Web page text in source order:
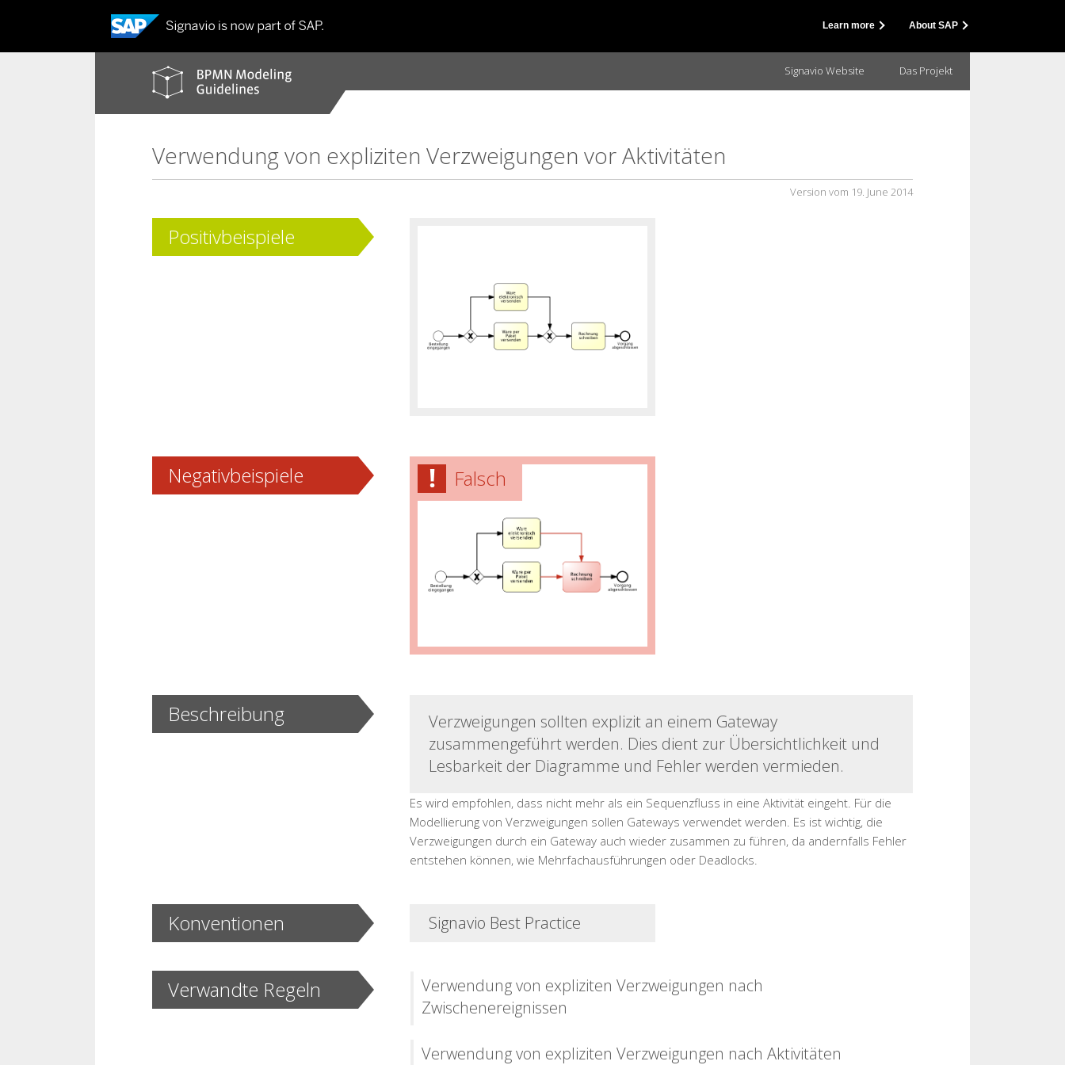
guidelines
Signavio Website Das Projekt
Verwendung von expliziten Verzweigungen vor Aktivitäten
Version vom 19. June 2014
Positivbeispiele
Negativbeispiele Falsch
Beschreibung
Verzweigungen sollten explizit an einem Gateway
zusammengeführt werden. Dies dient zur Übersichtlichkeit und
Lesbarkeit der Diagramme und Fehler werden vermieden.
Es wird empfohlen, dass nicht mehr als ein Sequenzfluss in eine Aktivität eingeht. Für die
Modellierung von Verzweigungen sollen Gateways verwendet werden. Es ist wichtig, die
Verzweigungen durch ein Gateway auch wieder zusammen zu führen, da andernfalls Fehler
entstehen können, wie Mehrfachausführungen oder Deadlocks.
Konventionen Signavio Best Practice
Verwandte Regeln
Verwendung von expliziten Verzweigungen nach
Zwischenereignissen
Verwendung von expliziten Verzweigungen nach Aktivitäten
Learn more About SAP